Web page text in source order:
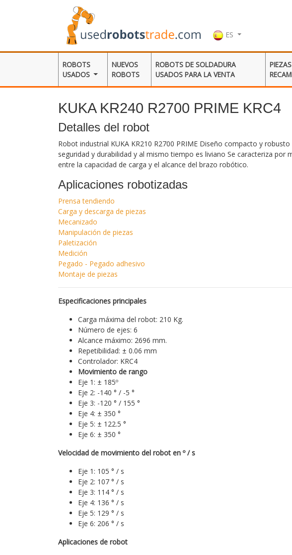
ES
ROBOTS
USADOS
NUEVOS
ROBOTS
ROBOTS DE SOLDADURA
USADOS ​​PARA LA VENTA
KUKA KR240 R2700 PRIME KRC4
Detalles del robot
Robot industrial KUKA KR210 R2700 PRIME Diseño compacto y
seguridad y durabilidad y al mismo tiempo es liviano Se caracteriza por
entre la capacidad de carga y el alcance del brazo robótico.
Aplicaciones robotizadas
Prensa tendiendo
Carga y descarga de piezas
Mecanizado
Manipulación de piezas
Paletización
Medición
Pegado - Pegado adhesivo
Montaje de piezas
Especificaciones principales
Carga máxima del robot: 210 Kg.
Número de ejes: 6
Alcance máximo: 2696 mm.
Repetibilidad: ± 0.06 mm
Controlador: KRC4
Movimiento de rango
Eje 1: ± 185º
Eje 2: -140 ° / -5 °
Eje 3: -120 ° / 155 °
Eje 4: ± 350 °
Eje 5: ± 122.5 °
Eje 6: ± 350 °
Velocidad de movimiento del robot en º / s
Eje 1: 105 ° / s
Eje 2: 107 ° / s
Eje 3: 114 ° / s
Eje 4: 136 ° / s
Eje 5: 129 ° / s
Eje 6: 206 ° / s
Aplicaciones de robot